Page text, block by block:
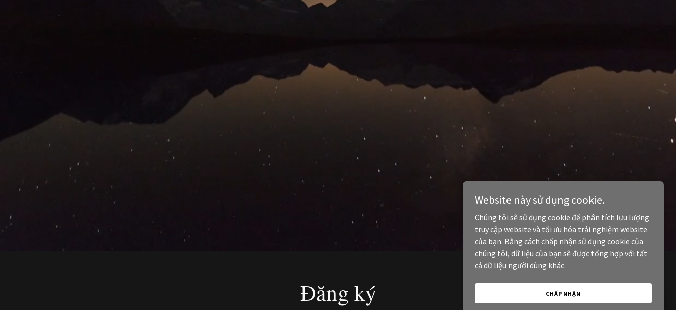
Đăng ký
Website này sử dụng cookie.
Chúng tôi sẽ sử dụng cookie để phân tích lưu lượng
truy cập website và tối ưu hóa trải nghiệm website
của bạn. Bằng cách chấp nhận sử dụng cookie của
chúng tôi, dữ liệu của bạn sẽ được tổng hợp với tất
cả dữ liệu người dùng khác.
CHẤP NHẬN